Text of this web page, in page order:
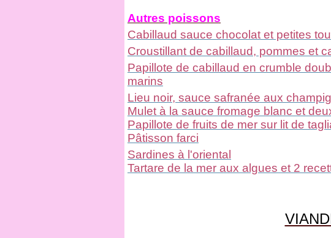
Autres poissons
Cabillaud sauce chocolat et petites
Croustillant de cabillaud, pommes et
Papillote de cabillaud en crumble
marins
Lieu noir, sauce safranée aux
Mulet à la sauce fromage blanc et
Papillote de fruits de mer sur lit de
Pâtisson farci
Sardines à l'oriental
Tartare de la mer aux algues et 2